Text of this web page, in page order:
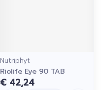
Nutriphyt
Riolife Eye 90 TAB
€ 42,24